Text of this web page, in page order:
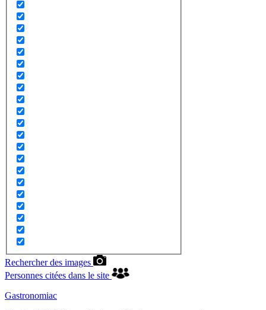
Rechercher des images
Personnes citées dans le site
Gastronomiac